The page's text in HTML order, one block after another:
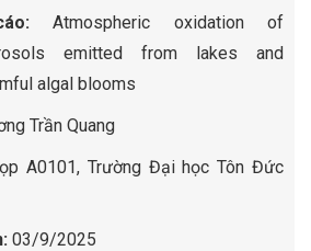
Atmospheric oxidation of
emitted from lakes and
algal blooms
Trần Quang
A0101, Trường Đại học Tôn Đức
03/9/2025